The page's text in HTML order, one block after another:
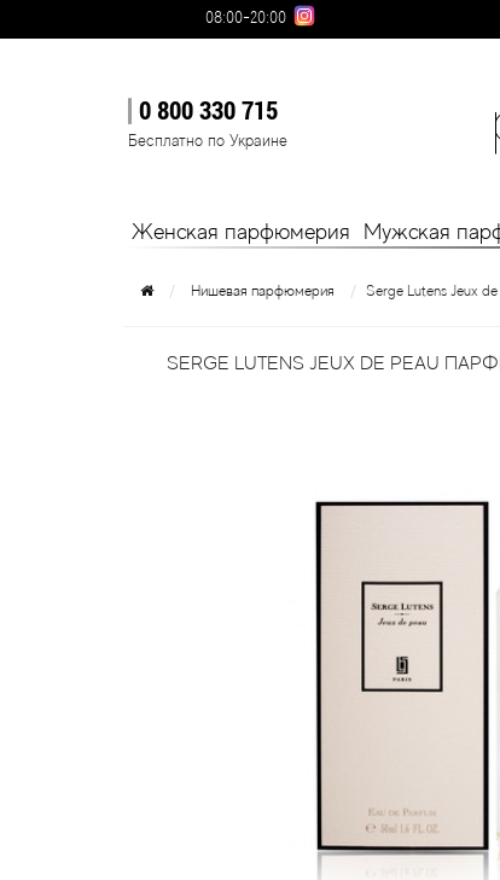
08:00-20:00
0 800 330 715
Бесплатно по Украине
Женская парфюмерия Мужская
Нишевая парфюмерия Serge Lutens Jeux
SERGE LUTENS JEUX DE PEAU